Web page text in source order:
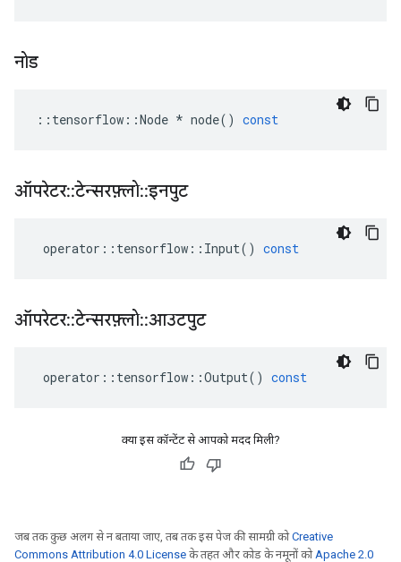
नोड
:: tensorflow ::Node * node() const
ऑपरेटर::टेन्सरफ़्लो::इनपुट
operator :: tensorflow :: Input() const
ऑपरेटर::टेन्सरफ़्लो::आउटपुट
operator :: tensorflow ::Output() const
क्या इस कॉन्टेंट से आपको मदद मिली?
जब तक कुछ अलग से न बताया जाए, तब तक इस पेज की सामग्री कोCreative
Commons Attribution 4.0 License के तहत और कोड के नमूनों कोApache 2.0